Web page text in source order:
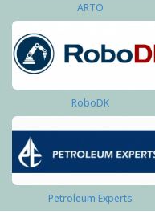
ARTO
RoboDK
Petroleum Experts